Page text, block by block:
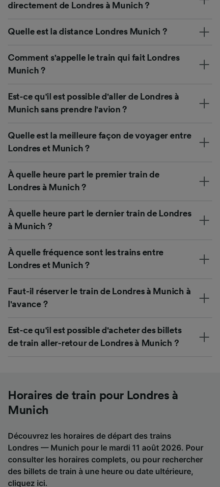
directement de Londres à Munich ?
Quelle est la distance Londres Munich ?
Comment s'appelle le train qui fait Londres
Munich ?
Est-ce qu'il est possible d'aller de Londres à
Munich sans prendre l'avion ?
Quelle est la meilleure façon de voyager entre
Londres et Munich ?
À quelle heure part le premier train de
Londres à Munich ?
À quelle heure part le dernier train de Londres
à Munich ?
À quelle fréquence sont les trains entre
Londres et Munich ?
Faut-il réserver le train de Londres à Munich à
l'avance ?
Est-ce qu'il est possible d'acheter des billets
de train aller-retour de Londres à Munich ?
Horaires de train pour Londres à
Munich
Découvrez les horaires de départ des trains
Londres — Munich pour le mardi 11 août 2026. Pour
consulter les horaires complets, ou pour rechercher
des billets de train à une heure ou date ultérieure,
cliquez ici.